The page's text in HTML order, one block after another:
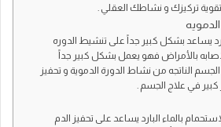
تركيزك و نشاطك العقلي .
يساعد بشكل كبير جداً على تنشيط الدوره
بالأمراض فهو يعمل بشكل كبير جداً
الناتجه من نشاط الدورة الدموية و تحفيز
كبير في علاج الجسم .
بالماء البارد يساعد على تحفيز الدم